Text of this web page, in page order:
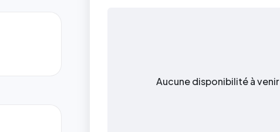
Aucune disponibilité à venir